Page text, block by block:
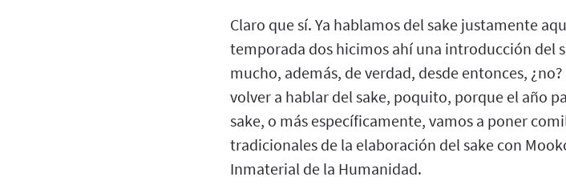
Claro que sí. Ya hablamos del sake justamente
temporada dos hicimos ahí una introducción del
mucho, además, de verdad, desde entonces,
volver a hablar del sake, poquito, porque el año
sake, o más específicamente, vamos a poner
tradicionales de la elaboración del sake con
Inmaterial de la Humanidad.